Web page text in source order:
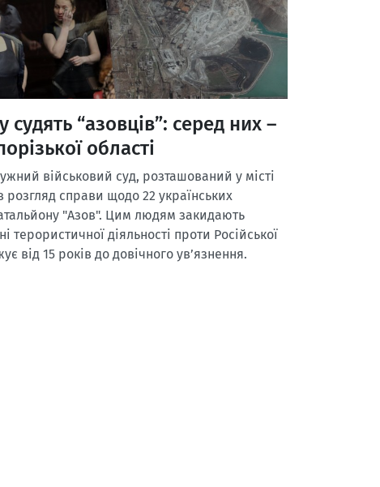
судять “азовців”: серед них –
області
військовий суд, розташований у місті
розгляд справи щодо 22 українських
"Азов". Цим людям закидають
терористичної діяльності проти Російської
від 15 років до довічного ув’язнення.